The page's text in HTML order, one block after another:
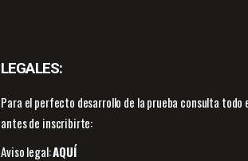
LEGALES:
Para el perfecto desarrollo de la prueba consulta todo
antes de inscribirte:
Aviso legal:AQUÍ